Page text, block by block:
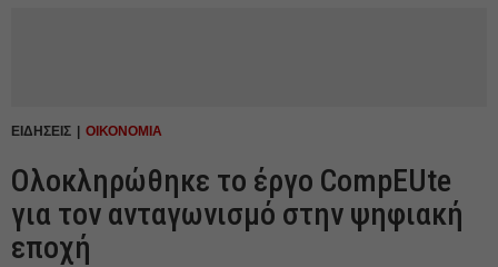
ΕΙΔΗΣΕΙΣ ΟΙΚΟΝΟΜΙΑ
Ολοκληρώθηκε το έργο CompEUte
για τον ανταγωνισμό στην ψηφιακή
εποχή